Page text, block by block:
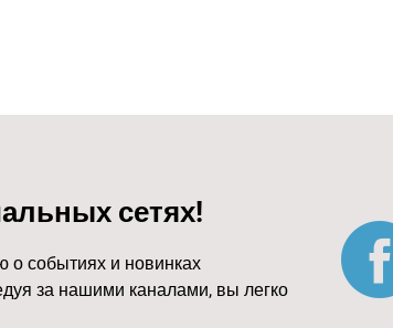
сетях!
событиях и новинках
за нашими каналами, вы легко